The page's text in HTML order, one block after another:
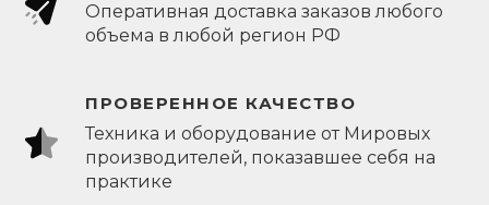
Оперативная доставка заказов любого
объема в любой регион РФ
ПРОВЕРЕННОЕ КАЧЕСТВО
Техника и оборудование от Мировых
производителей, показавшее себя на
практике